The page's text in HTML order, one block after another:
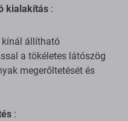
kialakítás :
állítható
a tökéletes látószög
megerőltetését és
: